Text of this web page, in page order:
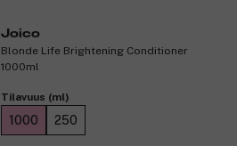
Joico
Blonde Life Brightening Conditioner
1000ml
Tilavuus (ml)
1000 250